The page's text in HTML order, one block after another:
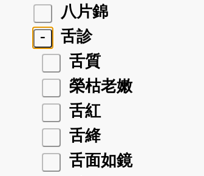
八片錦
-
舌診
舌質
榮枯老嫩
舌紅
舌絳
舌面如鏡